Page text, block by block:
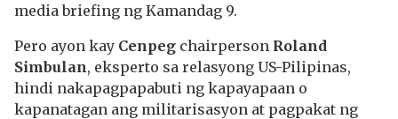
media briefing ng Kamandag 9.
Pero ayon kay Cenpeg chairperson Roland
Simbulan, eksperto sa relasyong US-Pilipinas,
hindi nakapagpapabuti ng kapayapaan o
kapanatagan ang militarisasyon at pagpakat ng